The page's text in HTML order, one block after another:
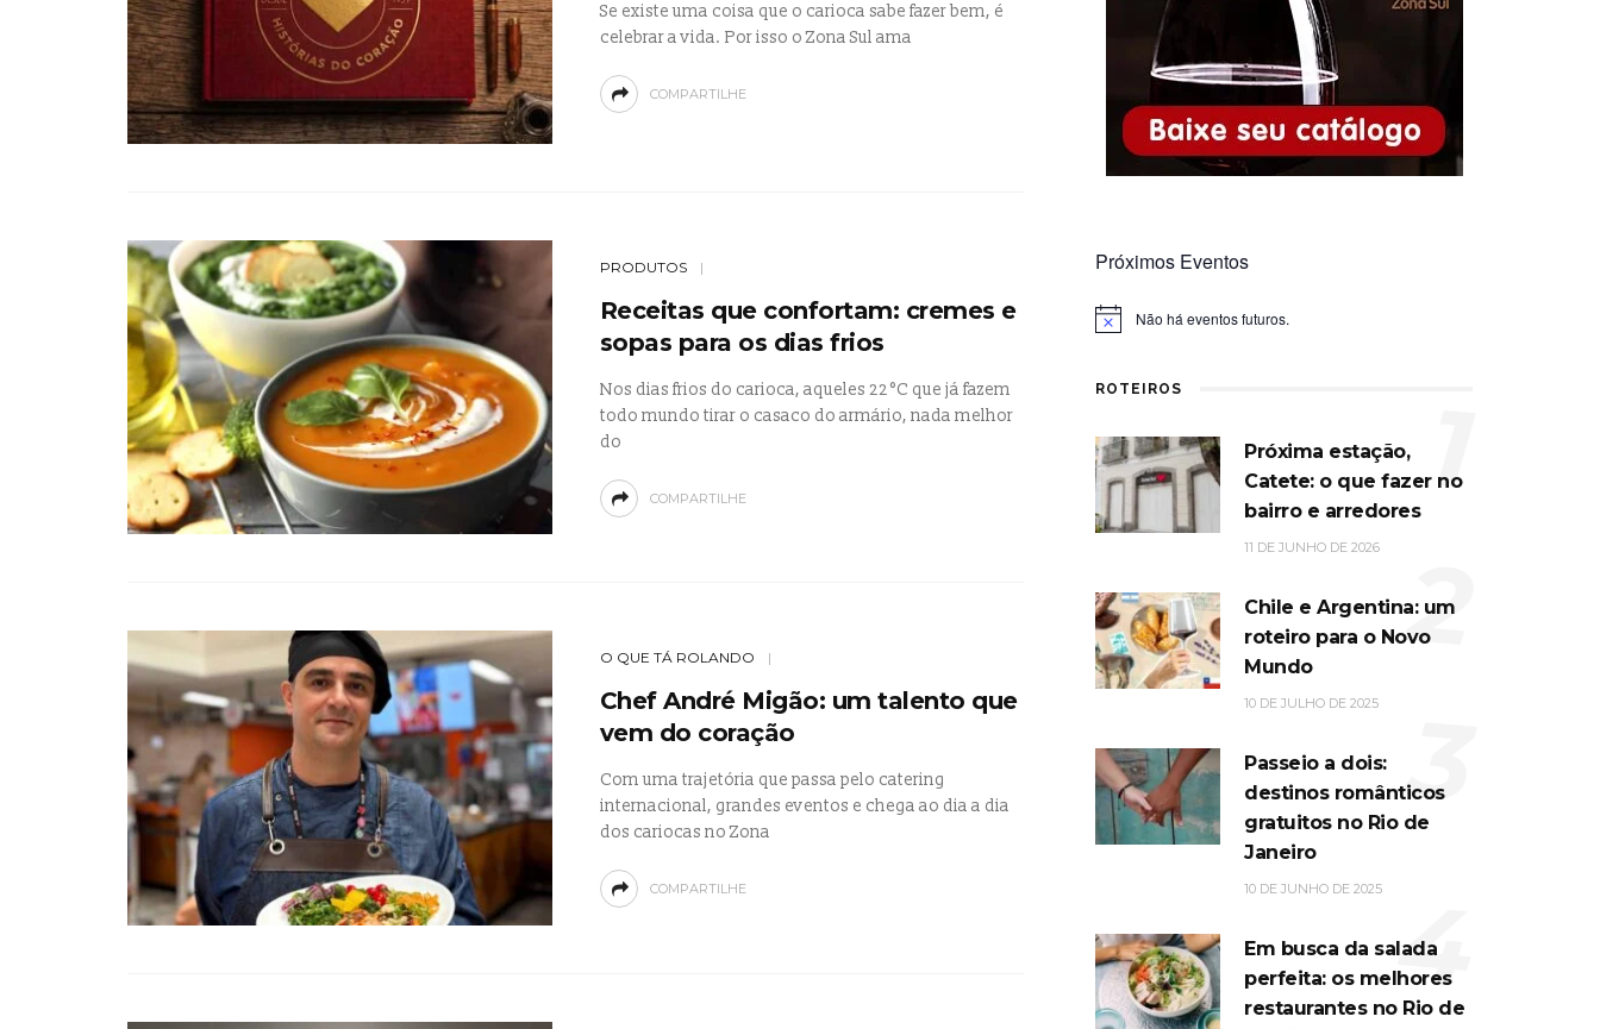
Se existe uma coisa que o carioca sabe fazer bem, é
celebrar a vida. Por isso o Zona Sul ama
COMPARTILHE
PRODUTOS
Receitas que confortam: cremes e
sopas para os dias frios
Nos dias frios do carioca, aqueles 22 °C que já fazem
todo mundo tirar o casaco do armário, nada melhor
do
COMPARTILHE
O QUE TÁ ROLANDO
Chef André Migão: um talento que
vem do coração
Com uma trajetória que passa pelo catering
internacional, grandes eventos e chega ao dia a dia
dos cariocas no Zona
COMPARTILHE
Próximos Eventos
Notice Não há eventos futuros.
ROTEIROS
Próxima estação,
Catete: o que fazer no
bairro e arredores
11 DE JUNHO DE 2026
1
Chile e Argentina: um
roteiro para o Novo
Mundo
10 DE JULHO DE 2025
2
Passeio a dois:
destinos românticos
gratuitos no Rio de
Janeiro
10 DE JUNHO DE 2025
3
Em busca da salada
perfeita: os melhores
restaurantes no Rio de
4